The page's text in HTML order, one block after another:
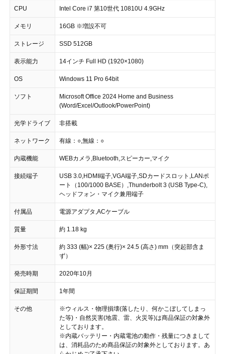
CPU Intel Core i7 第10世代 10810U 4.9GHz
メモリ 16GB ※増設不可
ストレージ SSD 512GB
表示能力 14インチ Full HD (1920×1080)
OS Windows 11 Pro 64bit
ソフト
Microsoft Office 2024 Home and Business
(Word/Excel/Outlook/PowerPoint)
光学ドライブ 非搭載
ネットワーク 有線：○,無線：○
内蔵機能 WEBカメラ,Bluetooth,スピーカー,マイク
接続端子
USB 3.0,HDMI端子,VGA端子,SDカードスロット,LANポ
ート（100/1000 BASE）,Thunderbolt 3 (USB Type-C),
ヘッドフォン・マイク兼用端子
付属品 電源アダプタ,ACケーブル
質量 約 1.18 kg
外形寸法
約 333 (幅)× 225 (奥行)× 24.5 (高さ) mm（突起部含ま
ず）
発売時期 2020年10月
保証期間 1年間
その他
※ウィルス・物理損壊(落したり、何かこぼしてしまっ
た等)・自然災害(地震、雷、火災等)は商品保証の対象外
としております。
※内蔵バッテリー・内蔵電池の動作・残量につきまして
は、消耗品のため商品保証の対象外としております。あ